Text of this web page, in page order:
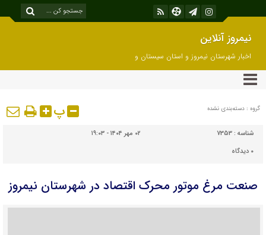
نیمروز آنلاین
اخبار شهرستان نیمروز و استان سیستان و
بلوچستان
گروه : دسته‌بندی نشده پ
شناسه : 7353
۰۲ مهر ۱۴۰۴ - ۱۹:۰۳
۰ دیدگاه
صنعت مرغ موتور محرک اقتصاد در شهرستان نیمروز